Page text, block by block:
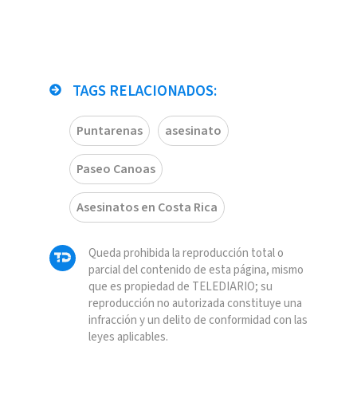
TAGS RELACIONADOS:
Puntarenas asesinato
Paseo Canoas
Asesinatos en Costa Rica
Queda prohibida la reproducción total o
parcial del contenido de esta página, mismo
que es propiedad de TELEDIARIO; su
reproducción no autorizada constituye una
infracción y un delito de conformidad con las
leyes aplicables.